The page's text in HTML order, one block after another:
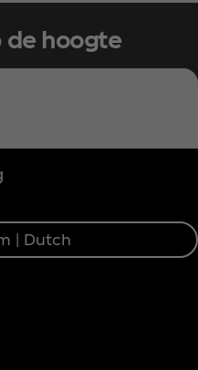
de hoogte
| Dutch